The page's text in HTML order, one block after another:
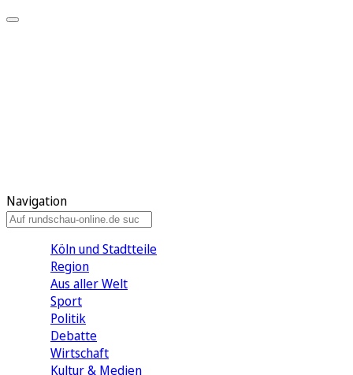
Navigation
Köln und Stadtteile
Region
Aus aller Welt
Sport
Politik
Debatte
Wirtschaft
Kultur & Medien